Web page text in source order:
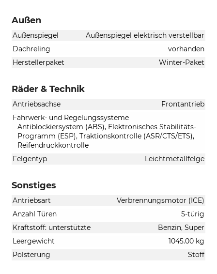
Außen
Außenspiegel
Außenspiegel elektrisch verstellbar
Dachreling
vorhanden
Herstellerpaket
Winter-Paket
Räder & Technik
Antriebsachse
Frontantrieb
Fahrwerk- und Regelungssysteme
Antiblockiersystem (ABS), Elektronisches Stabilitäts-
Programm (ESP), Traktionskontrolle (ASR/CTS/ETS),
Reifendruckkontrolle
Felgentyp
Leichtmetallfelge
Sonstiges
Antriebsart
Verbrennungsmotor (ICE)
Anzahl Türen
5-türig
Kraftstoff: unterstützte
Benzin, Super
Leergewicht
1045.00 kg
Polsterung
Stoff